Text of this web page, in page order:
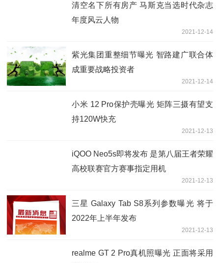
清空名下所有房产 马斯克当选时代杂志
年度风云人物
2021-12-14
紫光集团重整细节曝光 智路建广联合体
成重要战略投资者
2021-12-14
小米 12 Pro保护壳曝光 矩阵三摄有望支
持120W快充
2021-12-13
iQOO Neo5s即将发布 是第八届王者荣耀
高校联赛官方赛事指定用机
2021-12-13
三星 Galaxy Tab S8系列参数曝光 将于
2022年上半年发布
2021-12-13
realme GT 2 Pro真机照曝光 正面将采用